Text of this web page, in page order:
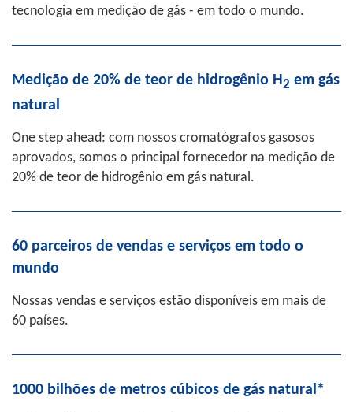
tecnologia em medição de gás - em todo o mundo.
Medição de 20% de teor de hidrogênio H2 em gás
natural
One step ahead: com nossos cromatógrafos gasosos
aprovados, somos o principal fornecedor na medição de
20% de teor de hidrogênio em gás natural.
60 parceiros de vendas e serviços em todo o
mundo
Nossas vendas e serviços estão disponíveis em mais de
60 países.
1000 bilhões de metros cúbicos de gás natural*